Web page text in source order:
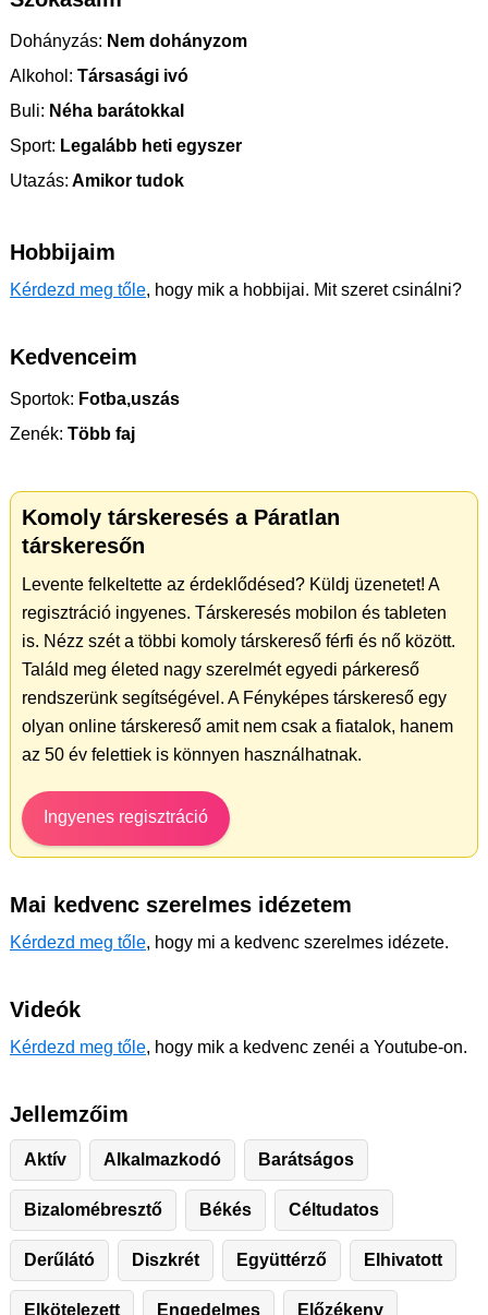
Dohányzás: Nem dohányzom
Alkohol: Társasági ivó
Buli: Néha barátokkal
Sport: Legalább heti egyszer
Utazás: Amikor tudok
Hobbijaim
Kérdezd meg tőle, hogy mik a hobbijai. Mit szeret csinálni?
Kedvenceim
Sportok: Fotba,uszás
Zenék: Több faj
Komoly társkeresés a Páratlan
társkeresőn
Levente felkeltette az érdeklődésed? Küldj üzenetet! A
regisztráció ingyenes. Társkeresés mobilon és tableten
is. Nézz szét a többi komoly társkereső férfi és nő között.
Találd meg életed nagy szerelmét egyedi párkereső
rendszerünk segítségével. A Fényképes társkereső egy
olyan online társkereső amit nem csak a fiatalok, hanem
az 50 év felettiek is könnyen használhatnak.
Ingyenes regisztráció
Mai kedvenc szerelmes idézetem
Kérdezd meg tőle, hogy mi a kedvenc szerelmes idézete.
Videók
Kérdezd meg tőle, hogy mik a kedvenc zenéi a Youtube-on.
Jellemzőim
Aktív Alkalmazkodó Barátságos
Bizalomébresztő Békés Céltudatos
Derűlátó Diszkrét Együttérző Elhivatott
Elkötelezett Engedelmes Előzékeny